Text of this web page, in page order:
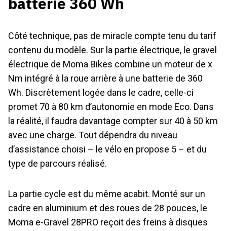
Côté technique, pas de miracle compte tenu du tarif
contenu du modèle. Sur la partie électrique, le gravel
électrique de Moma Bikes combine un moteur de x
Nm intégré à la roue arrière à une batterie de 360
Wh. Discrètement logée dans le cadre, celle-ci
promet 70 à 80 km d’autonomie en mode Eco. Dans
la réalité, il faudra davantage compter sur 40 à 50 km
avec une charge. Tout dépendra du niveau
d’assistance choisi – le vélo en propose 5 – et du
type de parcours réalisé.
La partie cycle est du même acabit. Monté sur un
cadre en aluminium et des roues de 28 pouces, le
Moma e-Gravel 28PRO reçoit des freins à disques